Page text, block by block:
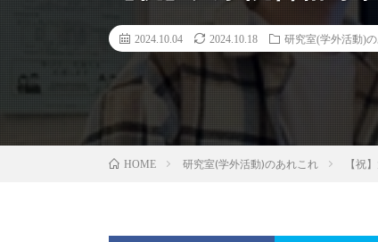
2024.10.04 2024.10.18 研究室(学外活動)
HOME 研究室(学外活動)のあれこれ 【祝